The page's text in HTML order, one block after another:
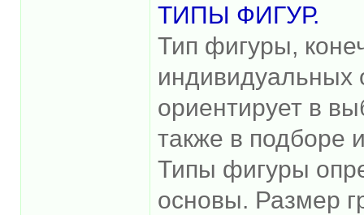
ТИПЫ ФИГУР.
Тип фигуры,
индивидуальных
ориентирует в
также в подборе
Типы фигуры
основы. Размер